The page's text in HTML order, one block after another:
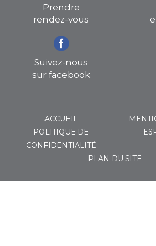
Prendre
rendez-vous
Suivez-nous
sur facebook
ACCUEIL
POLITIQUE DE
CONFIDENTIALITÉ
PLAN DU SITE